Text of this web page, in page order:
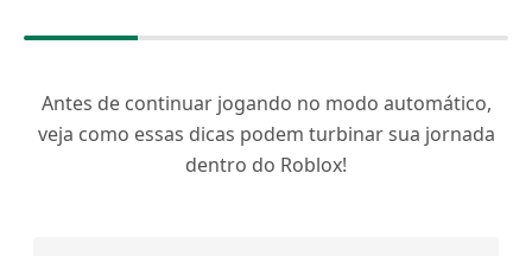
Antes de continuar jogando no modo automático,
veja como essas dicas podem turbinar sua jornada
dentro do Roblox!